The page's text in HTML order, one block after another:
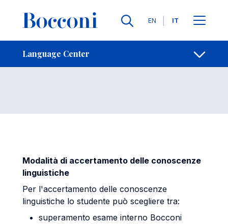
Lingue
EN IT
Language Center
Briciole di pane
Certificazioni
Modalità di accertamento delle conoscenze
linguistiche
Per l'accertamento delle conoscenze
linguistiche lo studente può scegliere tra:
superamento esame interno Bocconi